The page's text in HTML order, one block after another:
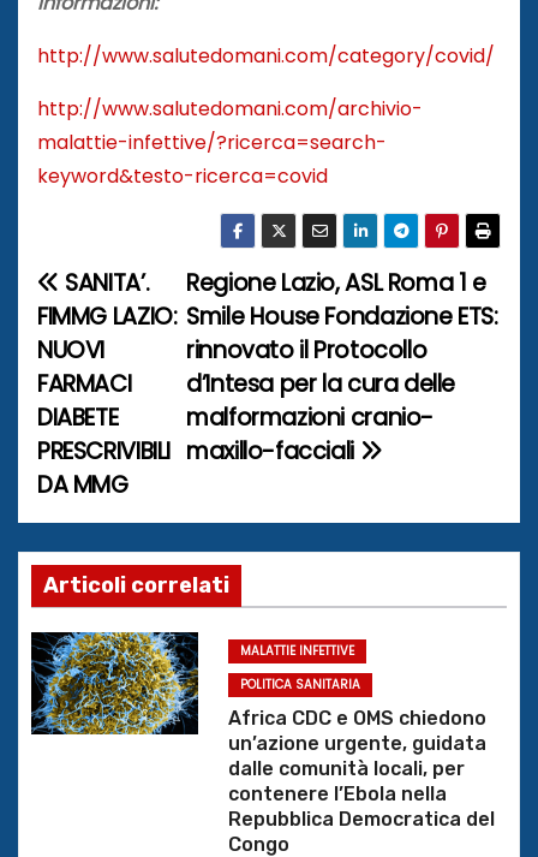
http://www.salutedomani.com/category/covid/
http://www.salutedomani.com/archivio-
malattie-infettive/?ricerca=search-
keyword&testo-ricerca=covid
N
a
v
i
g
a
z
i
o
n
Regione Lazio, ASL Roma 1 e
Smile House Fondazione ETS:
rinnovato il Protocollo
d’Intesa per la cura delle
malformazioni cranio-
maxillo-facciali
SANITA’.
FIMMG LAZIO:
NUOVI
FARMACI
DIABETE
PRESCRIVIBILI
DA MMG
Articoli correlati
MALATTIE INFETTIVE
POLITICA SANITARIA
Africa CDC e OMS chiedono
un’azione urgente, guidata
dalle comunità locali, per
contenere l’Ebola nella
Repubblica Democratica del
Congo